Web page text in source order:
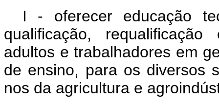
I - oferecer educação
qualificação,
adultos e trabalhadores em
de ensino, para os diversos
nos da agricultura e